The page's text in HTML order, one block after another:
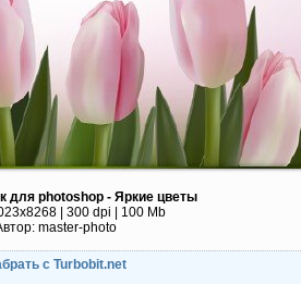
для photoshop - Яркие цветы
| 300 dpi | 100 Mb
master-photo
с Turbobit.net